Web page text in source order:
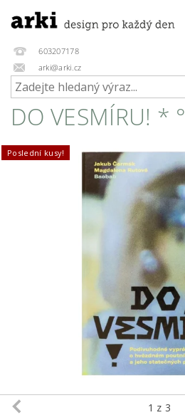
603207178
arki@arki.cz
DO VESMÍRU! * °
Poslední kusy!
1 z 3